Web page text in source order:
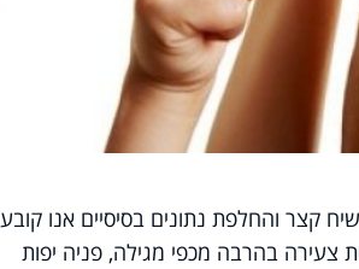
והחלפת נתונים בסיסיים אנו
צעירה בהרבה מכפי מגילה, פניה יפות